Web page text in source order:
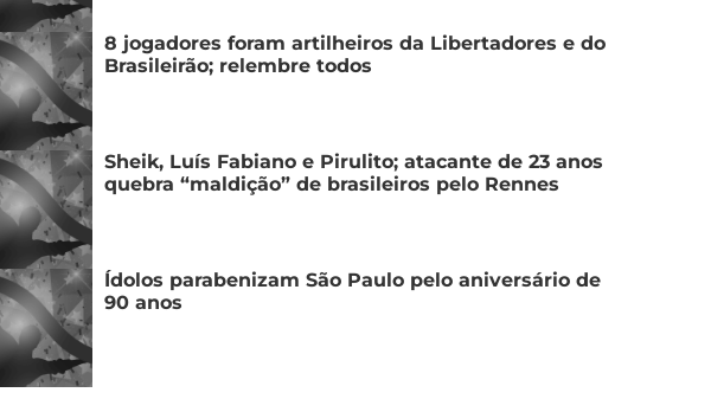
8 jogadores foram artilheiros da Libertadores e do
Brasileirão; relembre todos
Sheik, Luís Fabiano e Pirulito; atacante de 23 anos
quebra “maldição” de brasileiros pelo Rennes
Ídolos parabenizam São Paulo pelo aniversário de
90 anos